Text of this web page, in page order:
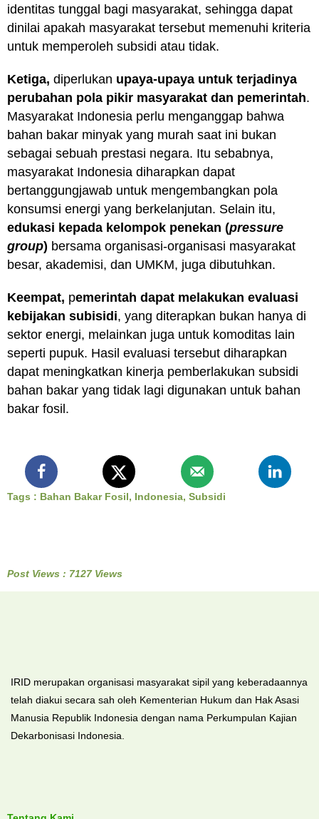
identitas tunggal bagi masyarakat, sehingga dapat
dinilai apakah masyarakat tersebut memenuhi kriteria
untuk memperoleh subsidi atau tidak.
Ketiga, diperlukan upaya-upaya untuk terjadinya
perubahan pola pikir masyarakat dan pemerintah.
Masyarakat Indonesia perlu menganggap bahwa
bahan bakar minyak yang murah saat ini bukan
sebagai sebuah prestasi negara. Itu sebabnya,
masyarakat Indonesia diharapkan dapat
bertanggungjawab untuk mengembangkan pola
konsumsi energi yang berkelanjutan. Selain itu,
edukasi kepada kelompok penekan (pressure
group) bersama organisasi-organisasi masyarakat
besar, akademisi, dan UMKM, juga dibutuhkan.
Keempat, pemerintah dapat melakukan evaluasi
kebijakan subisidi, yang diterapkan bukan hanya di
sektor energi, melainkan juga untuk komoditas lain
seperti pupuk. Hasil evaluasi tersebut diharapkan
dapat meningkatkan kinerja pemberlakukan subsidi
bahan bakar yang tidak lagi digunakan untuk bahan
bakar fosil.
Tags : Bahan Bakar Fosil, Indonesia, Subsidi
Post Views : 7127 Views
IRID merupakan organisasi masyarakat sipil yang keberadaannya
telah diakui secara sah oleh Kementerian Hukum dan Hak Asasi
Manusia Republik Indonesia dengan nama Perkumpulan Kajian
Dekarbonisasi Indonesia.